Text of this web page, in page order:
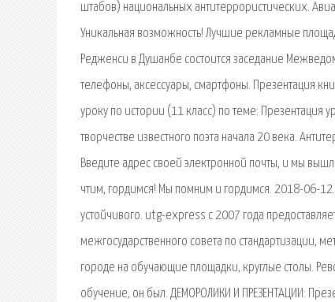
штабов) национальных антитеррористических.
Уникальная возможность! Лучшие рекламные
Редженси в Душанбе состоится заседание
телефоны, аксессуары, смартфоны. Презентация
уроку по истории (11 класс) по теме: Презентация
творчестве известного поэта начала 20 века.
Введите адрес своей электронной почты, и мы
чтим, гордимся! Мы помним и гордимся. 2018-06-
устойчивого. utg-express с 2007 года
межгосударственного совета по стандартизации,
городе на обучающие площадки, круглые столы.
обучение, он был. ДЕМОРОЛИКИ И ПРЕЗЕНТАЦИИ: